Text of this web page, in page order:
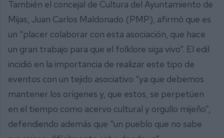
También el concejal de Cultura del Ayuntamiento de
Mijas, Juan Carlos Maldonado (PMP), afirmó que es
un “placer colaborar con esta asociación, que hace
un gran trabajo para que el folklore siga vivo”. El edil
incidió en la importancia de realizar este tipo de
eventos con un tejido asociativo “ya que debemos
mantener los orígenes y, que estos, se perpetúen
en el tiempo como acervo cultural y orgullo mijeño”,
defendiendo además que “un pueblo que no sabe